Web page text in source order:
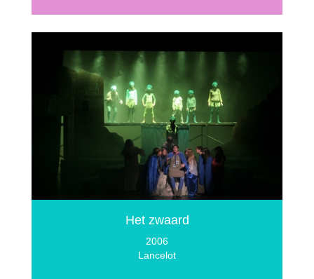
Het zwaard
2006
Lancelot